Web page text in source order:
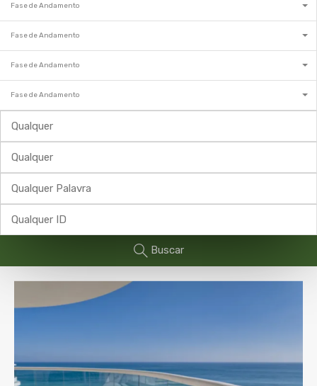
Fase de Andamento
Fase de Andamento
Fase de Andamento
Fase de Andamento
Buscar